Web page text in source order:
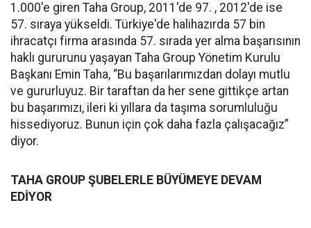
1.000'e giren Taha Group, 2011'de 97. , 2012'de ise
57. sıraya yükseldi. Türkiye'de halihazırda 57 bin
ihracatçı firma arasında 57. sırada yer alma başarısının
haklı gururunu yaşayan Taha Group Yönetim Kurulu
Başkanı Emin Taha, “Bu başarılarımızdan dolayı mutlu
ve gururluyuz. Bir taraftan da her sene gittikçe artan
bu başarımızı, ileri ki yıllara da taşıma sorumluluğu
hissediyoruz. Bunun için çok daha fazla çalışacağız”
diyor.
TAHA GROUP ŞUBELERLE BÜYÜMEYE DEVAM
EDİYOR